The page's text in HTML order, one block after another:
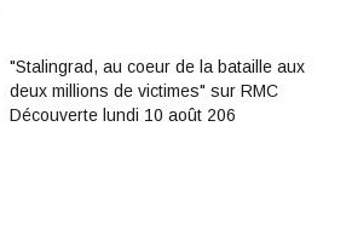
"Stalingrad, au coeur de la bataille aux
deux millions de victimes" sur RMC
Découverte lundi 10 août 206